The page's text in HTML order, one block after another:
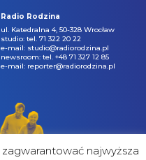
Radio Rodzina
ul. Katedralna 4, 50-328 Wrocław
studio: tel. 71 322 20 22
e-mail: studio@radiorodzina.pl
newsroom: tel. +48 71 327 12 85
e-mail: reporter@radiorodzina.pl
najwyższa